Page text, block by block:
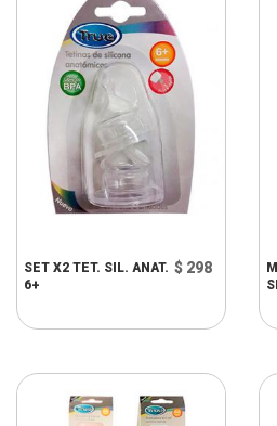
SET X2 TET. SIL. ANAT.
6+
$ 298